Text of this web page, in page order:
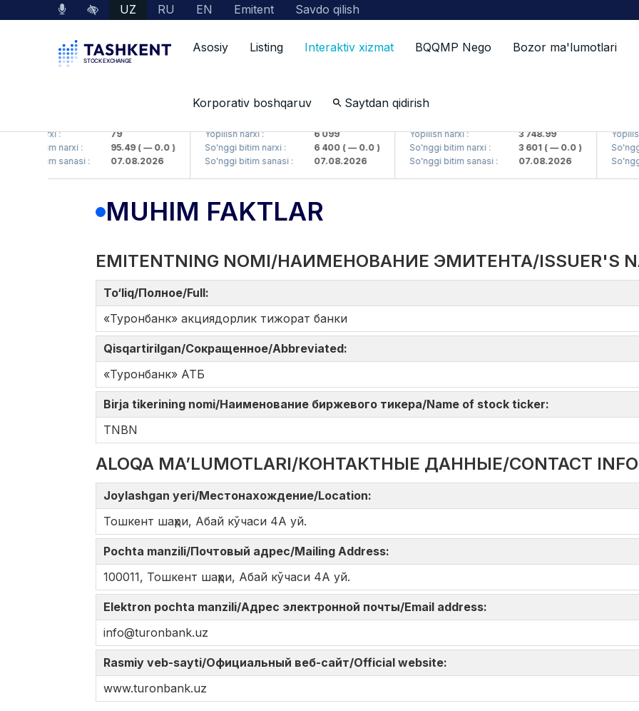
UZ RU EN Emitent Savdo qilish
Asosiy Listing Interaktiv xizmat BQQMP Nego Bozor ma'lumotlari
Korporativ boshqaruv Saytdan qidirish
narxi :
79
bitim narxi :
95.49( — 0.0 )
bitim sanasi :
07.08.2026
Yopilish narxi :
6 099
So'nggi bitim narxi :
6 400( — 0.0 )
So'nggi bitim sanasi :
07.08.2026
Yopilish narxi :
3 748.99
So'nggi bitim narxi :
3 601( — 0.0 )
So'nggi bitim sanasi :
07.08.2026
Yopilish
So'nggi
So'nggi
MUHIM FAKTLAR
EMITENTNING NOMI/НАИМЕНОВАНИЕ ЭМИТЕНТА/ISSUER'S
To‘liq/Полное/Full:
«Туронбанк» акциядорлик тижорат банки
Qisqartirilgan/Сокращенное/Abbreviated:
«Туронбанк» АТБ
Birja tikerining nomi/Наименование биржевого тикера/Name of stock ticker:
TNBN
ALOQA MA’LUMOTLARI/КОНТАКТНЫЕ ДАННЫЕ/CONTACT
Joylashgan yeri/Местонахождение/Location:
Тошкент шаҳри, Абай кўчаси 4А уй.
Pochta manzili/Почтовый адрес/Mailing Address:
100011, Тошкент шаҳри, Абай кўчаси 4А уй.
Elektron pochta manzili/Адрес электронной почты/Email address:
info@turonbank.uz
Rasmiy veb-sayti/Официальный веб-сайт/Official website:
www.turonbank.uz